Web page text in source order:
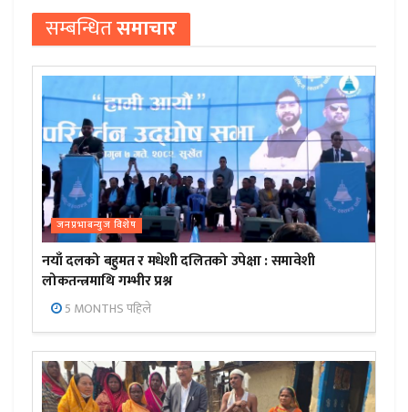
सम्बन्धितसमाचार
जनप्रभाबन्युज विशेष
नयाँ दलको बहुमत र मधेशी दलितको उपेक्षा : समावेशी
लोकतन्त्रमाथि गम्भीर प्रश्न
5 MONTHS पहिले